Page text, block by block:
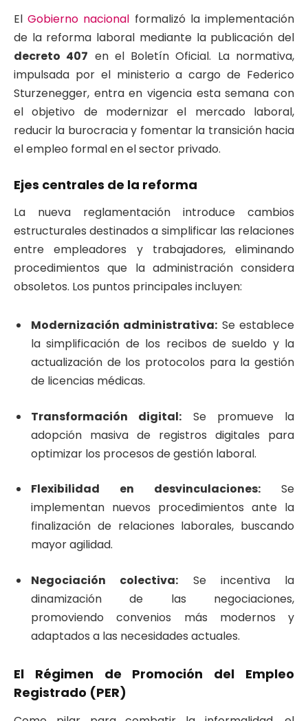
ElGobierno nacional formalizó la implementación
de la reforma laboral mediante la publicación del
decreto 407 en el Boletín Oficial. La normativa,
impulsada por el ministerio a cargo de Federico
Sturzenegger, entra en vigencia esta semana con
el objetivo de modernizar el mercado laboral,
reducir la burocracia y fomentar la transición hacia
el empleo formal en el sector privado.
Ejes centrales de la reforma
La nueva reglamentación introduce cambios
estructurales destinados a simplificar las relaciones
entre empleadores y trabajadores, eliminando
procedimientos que la administración considera
obsoletos. Los puntos principales incluyen:
Modernización administrativa: Se establece
la simplificación de los recibos de sueldo y la
actualización de los protocolos para la gestión
de licencias médicas.
Transformación digital: Se promueve la
adopción masiva de registros digitales para
optimizar los procesos de gestión laboral.
Flexibilidad en desvinculaciones: Se
implementan nuevos procedimientos ante la
finalización de relaciones laborales, buscando
mayor agilidad.
Negociación colectiva: Se incentiva la
dinamización de las negociaciones,
promoviendo convenios más modernos y
adaptados a las necesidades actuales.
El Régimen de Promoción del Empleo
Registrado (PER)